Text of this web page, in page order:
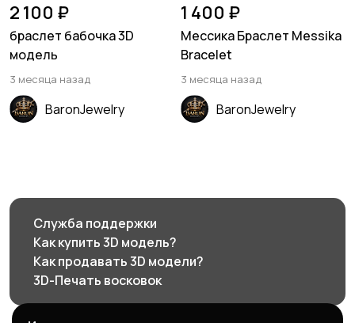
2 100 ₽
браслет бабочка 3D
модель
3 месяца назад
BaronJewelry
1 400 ₽
Мессика Браслет Messika
Bracelet
3 месяца назад
BaronJewelry
Служба поддержки
Как купить 3D модель?
Как продавать 3D модели?
3D-Печать восковок